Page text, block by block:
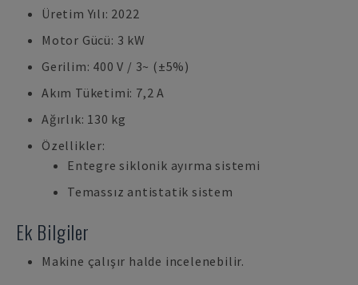
Üretim Yılı: 2022
Motor Gücü: 3 kW
Gerilim: 400 V / 3~ (±5%)
Akım Tüketimi: 7,2 A
Ağırlık: 130 kg
Özellikler:
Entegre siklonik ayırma sistemi
Temassız antistatik sistem
Ek Bilgiler
Makine çalışır halde incelenebilir.